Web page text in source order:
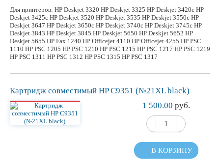
Для принтеров: HP Deskjet 3320 HP Deskjet 3325 HP Deskjet 3420c HP
Deskjet 3425c HP Deskjet 3520 HP Deskjet 3535 HP Deskjet 3550c HP
Deskjet 3647 HP Deskjet 3650c HP Deskjet 3740c HP Deskjet 3745c HP
Deskjet 3843 HP Deskjet 3845 HP Deskjet 5650 HP Deskjet 5652 HP
Deskjet 5655 HP Fax 1240 HP Officejet 4110 HP Officejet 4255 HP PSC
1110 HP PSC 1205 HP PSC 1210 HP PSC 1215 HP PSC 1217 HP PSC 1219
HP PSC 1311 HP PSC 1312 HP PSC 1315 HP PSC 1317
Картридж совместимый HP C9351 (№21XL black)
1 500.00 руб.
В КОРЗИНУ